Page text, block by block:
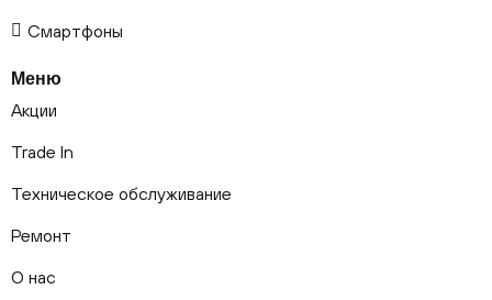
Смартфоны
Меню
Акции
Trade In
Техническое обслуживание
Ремонт
О нас